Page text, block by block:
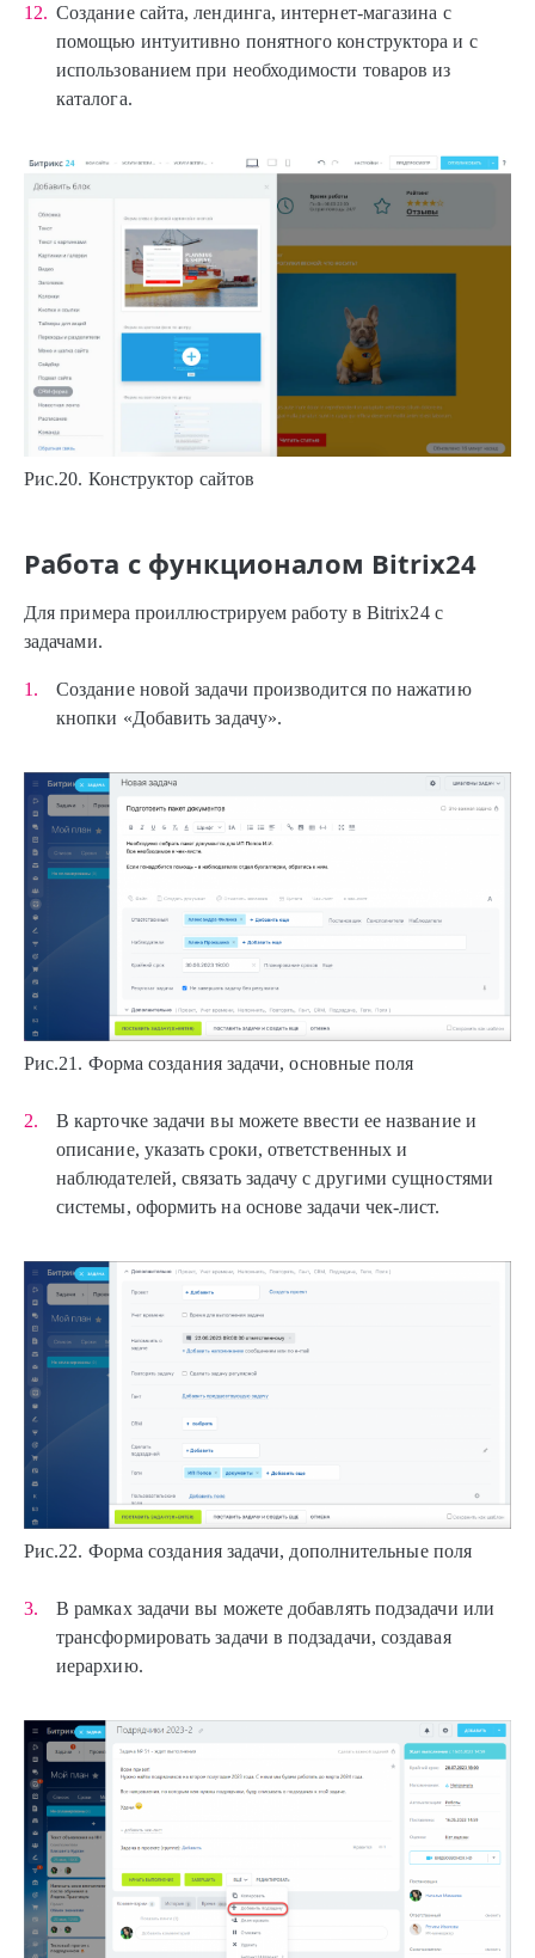
Создание сайта, лендинга, интернет-магазина с
помощью интуитивно понятного конструктора и с
использованием при необходимости товаров из
каталога.
Рис.20. Конструктор сайтов
Работа с функционалом Bitrix24
Для примера проиллюстрируем работу в Bitrix24 с
задачами.
Создание новой задачи производится по нажатию
кнопки «Добавить задачу».
Рис.21. Форма создания задачи, основные поля
В карточке задачи вы можете ввести ее название и
описание, указать сроки, ответственных и
наблюдателей, связать задачу с другими сущностями
системы, оформить на основе задачи чек-лист.
Рис.22. Форма создания задачи, дополнительные поля
В рамках задачи вы можете добавлять подзадачи или
трансформировать задачи в подзадачи, создавая
иерархию.